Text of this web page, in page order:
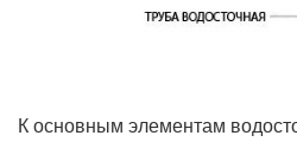
К основным элементам